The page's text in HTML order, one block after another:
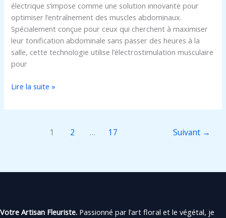
électrique s’impose comme une solution innovante pour
optimiser l’entraînement des muscles abdominaux.
Spécialement conçue pour ceux qui cherchent à maximiser
leur tonification abdominale sans passer des heures à la
salle, cette technologie utilise l’électrostimulation musculaire
pour
Lire la suite »
1 2 … 17 Suivant →
Votre Artisan Fleuriste. Passionné par l’art floral et le végétal, je